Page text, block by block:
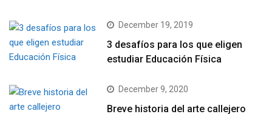
December 19, 2019
3 desafíos para los que eligen
estudiar Educación Física
December 9, 2020
Breve historia del arte callejero